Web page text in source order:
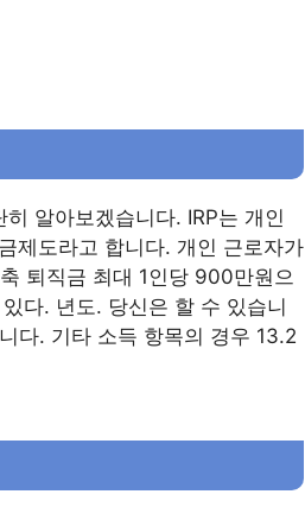
알아보겠습니다. IRP는 개인
제도라고 합니다. 개인 근로자가
퇴직금 최대 1인당 900만원으
다. 년도. 당신은 할 수 있습니
다. 기타 소득 항목의 경우 13.2